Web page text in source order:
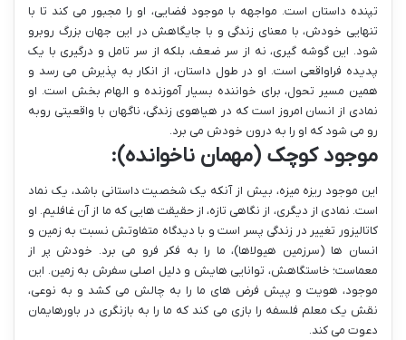
تپنده داستان است. مواجهه با موجود فضایی، او را مجبور می کند تا با
تنهایی خودش، با معنای زندگی و با جایگاهش در این جهان بزرگ روبرو
شود. این گوشه گیری، نه از سر ضعف، بلکه از سر تامل و درگیری با یک
پدیده فراواقعی است. او در طول داستان، از انکار به پذیرش می رسد و
همین مسیر تحول، برای خواننده بسیار آموزنده و الهام بخش است. او
نمادی از انسان امروز است که در هیاهوی زندگی، ناگهان با واقعیتی روبه
رو می شود که او را به درون خودش می برد.
موجود کوچک (مهمان ناخوانده):
این موجود ریزه میزه، بیش از آنکه یک شخصیت داستانی باشد، یک نماد
است. نمادی از دیگری، از نگاهی تازه، از حقیقت هایی که ما از آن غافلیم. او
کاتالیزور تغییر در زندگی پسر است و با دیدگاه متفاوتش نسبت به زمین و
انسان ها (سرزمین هیولاها)، ما را به فکر فرو می برد. خودش پر از
معماست؛ خاستگاهش، توانایی هایش و دلیل اصلی سفرش به زمین. این
موجود، هویت و پیش فرض های ما را به چالش می کشد و به نوعی،
نقش یک معلم فلسفه را بازی می کند که ما را به بازنگری در باورهایمان
دعوت می کند.